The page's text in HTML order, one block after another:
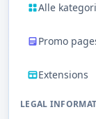
Alle
Promo
Extensions
LEGAL